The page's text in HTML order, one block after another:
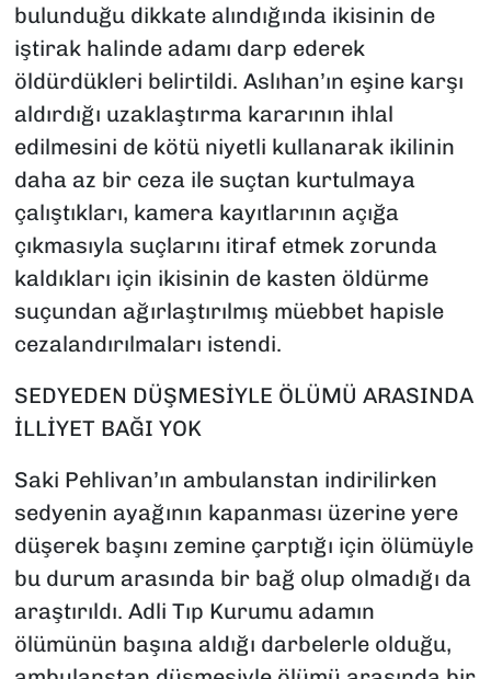
bulunduğu dikkate alındığında ikisinin de
iştirak halinde adamı darp ederek
öldürdükleri belirtildi. Aslıhan’ın eşine karşı
aldırdığı uzaklaştırma kararının ihlal
edilmesini de kötü niyetli kullanarak ikilinin
daha az bir ceza ile suçtan kurtulmaya
çalıştıkları, kamera kayıtlarının açığa
çıkmasıyla suçlarını itiraf etmek zorunda
kaldıkları için ikisinin de kasten öldürme
suçundan ağırlaştırılmış müebbet hapisle
cezalandırılmaları istendi.
SEDYEDEN DÜŞMESİYLE ÖLÜMÜ ARASINDA
İLLİYET BAĞI YOK
Saki Pehlivan’ın ambulanstan indirilirken
sedyenin ayağının kapanması üzerine yere
düşerek başını zemine çarptığı için ölümüyle
bu durum arasında bir bağ olup olmadığı da
araştırıldı. Adli Tıp Kurumu adamın
ölümünün başına aldığı darbelerle olduğu,